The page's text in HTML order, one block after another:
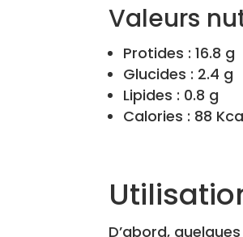
Valeurs
Protides : 16.8 g
Glucides : 2.4 g
Lipides : 0.8 g
Calories : 88
D’abord,